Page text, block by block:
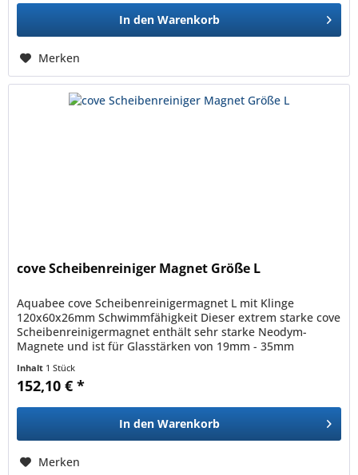
In den Warenkorb
Merken
cove Scheibenreiniger Magnet Größe L
Aquabee cove Scheibenreinigermagnet L mit Klinge
120x60x26mm Schwimmfähigkeit Dieser extrem starke cove
Scheibenreinigermagnet enthält sehr starke Neodym-
Magnete und ist für Glasstärken von 19mm - 35mm
Inhalt 1 Stück
152,10 € *
In den Warenkorb
Merken